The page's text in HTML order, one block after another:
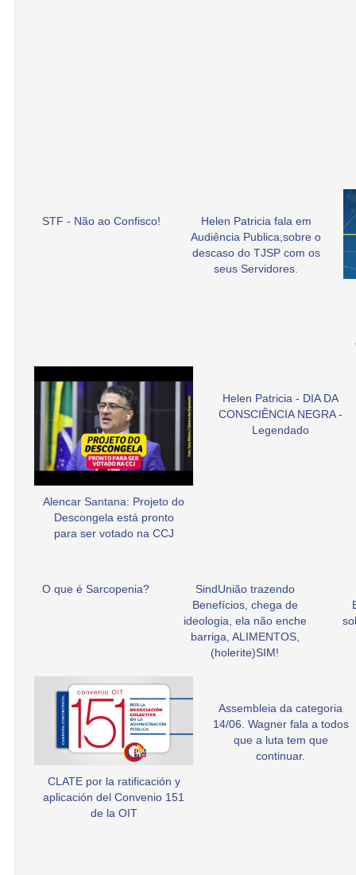
STF - Não ao Confisco!
Helen Patricia fala em
Audiência Publica,sobre o
descaso do TJSP com os
seus Servidores.
Alencar Santana: Projeto do
Descongela está pronto
para ser votado na CCJ
Helen Patricia - DIA DA
CONSCIÊNCIA NEGRA -
Legendado
O que é Sarcopenia?
SindUnião trazendo
Benefícios, chega de
ideologia, ela não enche
barriga, ALIMENTOS,
(holerite)SIM!
CLATE por la ratificación y
aplicación del Convenio 151
de la OIT
Assembleia da categoria
14/06. Wagner fala a todos
que a luta tem que
continuar.